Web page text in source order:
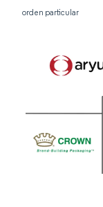
orden particular